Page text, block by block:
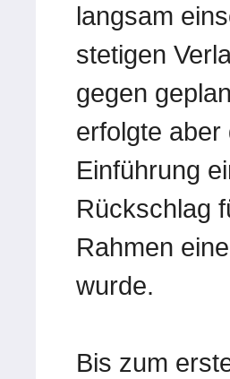
langsam
stetigen
gegen
erfolgte aber
Einführung
Rückschlag
Rahmen
wurde.
Bis zum